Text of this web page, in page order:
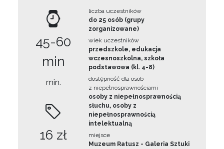
45-60
min
min.
16 zł
liczba uczestników
do 25 osób (grupy
zorganizowane)
wiek uczestników
przedszkole, edukacja
wczesnoszkolna, szkoła
podstawowa (kl. 4-8)
dostępność dla osób
z niepełnosprawnościami
osoby z niepełnosprawnością
słuchu, osoby z
niepełnosprawnością
intelektualną
miejsce
Muzeum Ratusz - Galeria Sztuki